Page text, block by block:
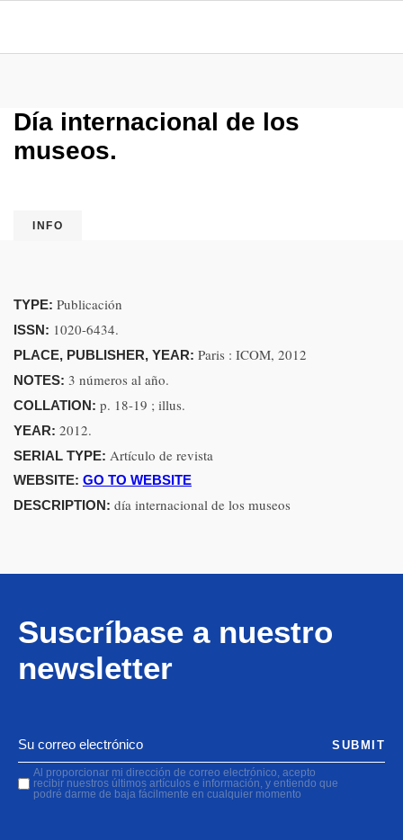
Día internacional de los
museos.
INFO
TYPE: Publicación
ISSN: 1020-6434.
PLACE, PUBLISHER, YEAR: Paris : ICOM, 2012
NOTES: 3 números al año.
COLLATION: p. 18-19 ; illus.
YEAR: 2012.
SERIAL TYPE: Artículo de revista
WEBSITE: GO TO WEBSITE
DESCRIPTION: día internacional de los museos
Suscríbase a nuestro
newsletter
Al proporcionar mi dirección de correo electrónico, acepto
recibir nuestros últimos artículos e información, y entiendo que
podré darme de baja fácilmente en cualquier momento
SUBMIT